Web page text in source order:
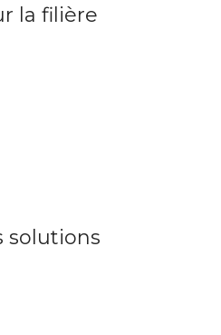
la filière
solutions